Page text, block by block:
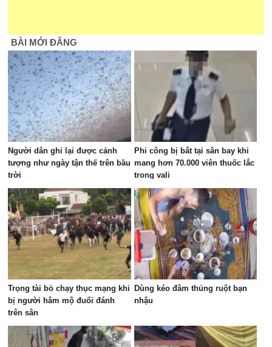
BÀI MỚI ĐĂNG
Người dân ghi lại được cảnh
tượng như ngày tận thế trên bầu
trời
Phi công bị bắt tại sân bay khi
mang hơn 70.000 viên thuốc lắc
trong vali
Trọng tài bỏ chạy thục mạng khi
bị người hâm mộ đuổi đánh
trên sân
Dùng kéo đâm thủng ruột bạn
nhậu